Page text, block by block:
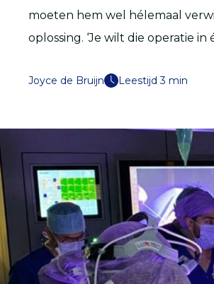
moeten hem wel hélemaal
oplossing. ‘Je wilt die operatie in
Joyce de Bruijn Leestijd 3 min